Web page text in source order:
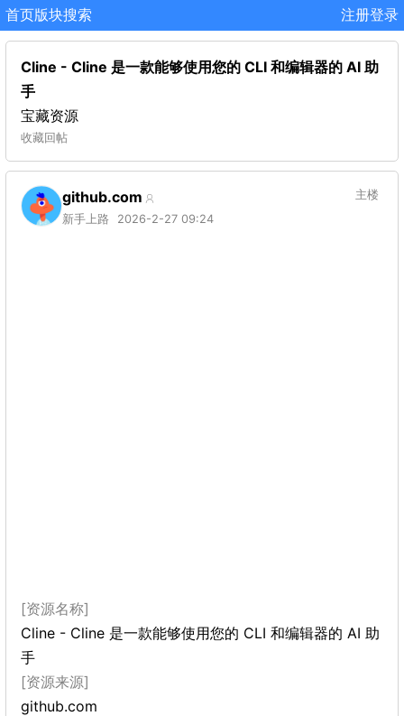
首页版块搜索 注册登录
Cline - Cline 是一款能够使用您的 CLI 和编辑器的 AI 助
手
宝藏资源
收藏回帖
github.com
新手上路 2026-2-27 09:24
主楼
[资源名称]
Cline - Cline 是一款能够使用您的 CLI 和编辑器的 AI 助
手
[资源来源]
github.com